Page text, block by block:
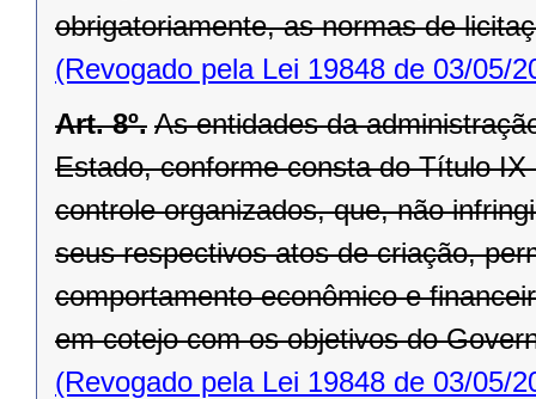
obrigatoriamente, as normas de
(Revogado pela Lei 19848 de 03/05/
Art. 8º. As entidades da
Estado, conforme consta do Título
controle organizados, que, não
seus respectivos atos de criação,
comportamento econômico e
em cotejo com os objetivos do
(Revogado pela Lei 19848 de 03/05/